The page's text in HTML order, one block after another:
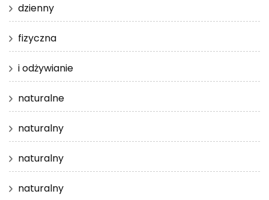
dzienny
fizyczna
i odżywianie
naturalne
naturalny
naturalny
naturalny